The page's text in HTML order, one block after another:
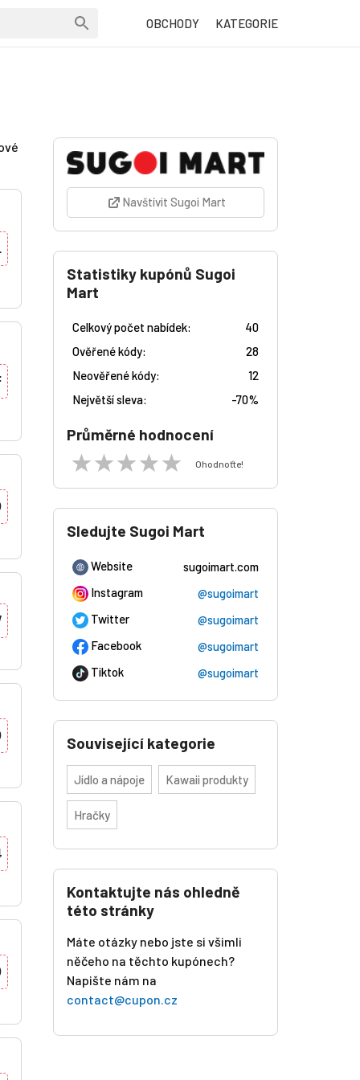
OBCHODY KATEGORIE
Navštívit Sugoi Mart
Statistiky kupónů Sugoi
Mart
Celkový počet nabídek:
40
Ověřené kódy:
28
Neověřené kódy:
12
Největší sleva:
-70%
Průměrné hodnocení
Ohodnoťte!
Sledujte Sugoi Mart
Website
sugoimart.com
Instagram
@sugoimart
Twitter
@sugoimart
Facebook
@sugoimart
Tiktok
@sugoimart
Související kategorie
Jídlo a nápoje Kawaii produkty
Hračky
Kontaktujte nás ohledně
této stránky
Máte otázky nebo jste si všimli
něčeho na těchto kupónech?
Napište nám na
contact@cupon.cz